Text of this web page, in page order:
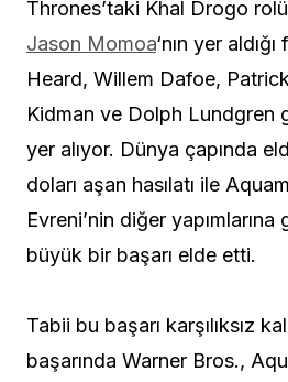
Thrones’taki Khal Drogo
Jason Momoa‘nın yer
Heard, Willem Dafoe,
Kidman ve Dolph Lundgren
yer alıyor. Dünya çapında
doları aşan hasılatı ile
Evreni’nin diğer
büyük bir başarı elde etti.
Tabii bu başarı karşılıksız
başarında Warner Bros.,